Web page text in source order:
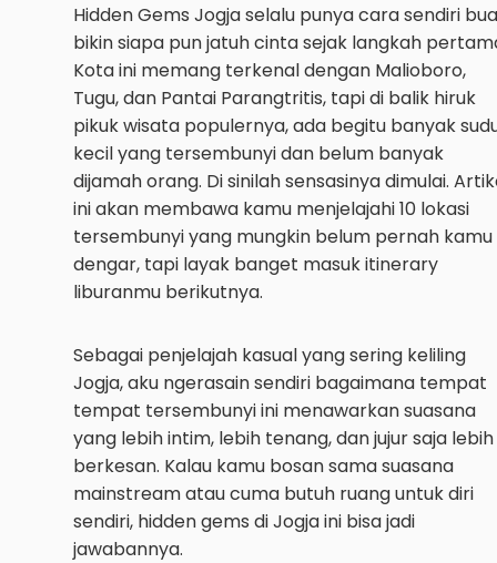
Hidden Gems Jogja selalu punya cara sendiri
bikin siapa pun jatuh cinta sejak langkah
Kota ini memang terkenal dengan Malioboro,
Tugu, dan Pantai Parangtritis, tapi di balik hiruk
pikuk wisata populernya, ada begitu banyak
kecil yang tersembunyi dan belum banyak
dijamah orang. Di sinilah sensasinya dimulai.
ini akan membawa kamu menjelajahi 10 lokasi
tersembunyi yang mungkin belum pernah kamu
dengar, tapi layak banget masuk itinerary
liburanmu berikutnya.
Sebagai penjelajah kasual yang sering keliling
Jogja, aku ngerasain sendiri bagaimana tempat
tempat tersembunyi ini menawarkan suasana
yang lebih intim, lebih tenang, dan jujur saja lebih
berkesan. Kalau kamu bosan sama suasana
mainstream atau cuma butuh ruang untuk diri
sendiri, hidden gems di Jogja ini bisa jadi
jawabannya.